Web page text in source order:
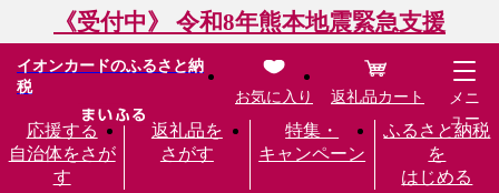
《受付中》 令和8年熊本地震緊急支援
イオンカードのふるさと納
税
応援する
自治体をさが
す
返礼品を
さがす
特集・
キャンペーン
ふるさと納税
を
はじめる
お気に入り 返礼品カート
メニ
ュー